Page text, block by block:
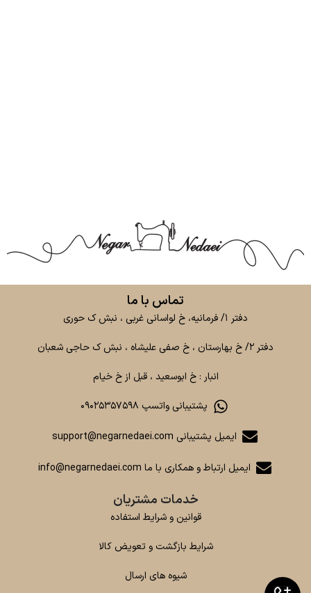
تماس با ما
دفتر ۱/ فرمانیه، خ لواسانی غربی ، نبش ک حوری
دفتر ۲/ خ بهارستان ، خ صفی علیشاه ، نبش ک حاجی شعبان
انبار : خ ابوسعید ، قبل از خ خیام
پشتیبانی واتسپ ۰۹۰۲۵۳۵۷۵۹۸
ایمیل پشتیبانی support@negarnedaei.com
ایمیل ارتباط و همکاری با ما info@negarnedaei.com
خدمات مشتریان
قوانین و شرایط استفاده
شرایط بازگشت و تعویض کالا
شیوه های ارسال